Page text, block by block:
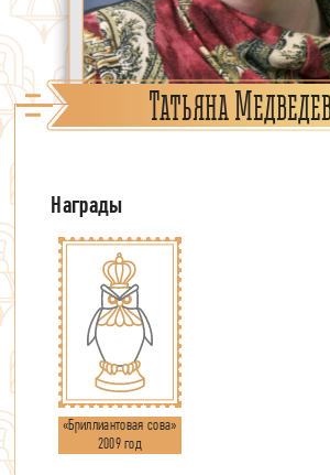
Татьяна
«Бриллиантовая сова»
2009 год